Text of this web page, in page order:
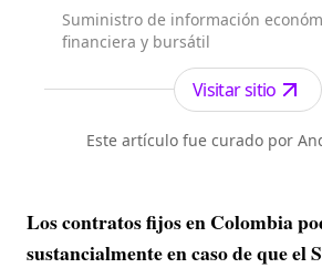
Suministro de información
financiera y bursátil
Visitar sitio
Este artículo fue curado por
Los contratos fijos en Colombia
sustancialmente en caso de que el